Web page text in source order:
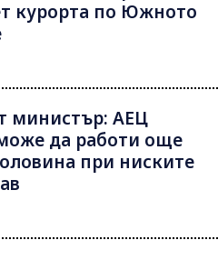
курорта по Южното
министър: АЕЦ
да работи още
при ниските